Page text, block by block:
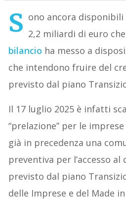
s ono ancora
2,2 miliardi di euro
bilancio ha messo a
che intendono fruire del
previsto dal piano
Il 17 luglio 2025 è infatti
“prelazione” per le
già in precedenza una
preventiva per l’accesso al
previsto dal piano
delle Imprese e del Made